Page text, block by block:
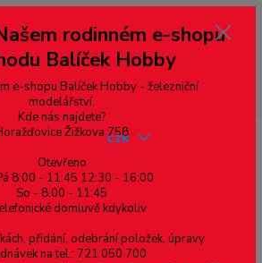
a jiných zemí, pokud chcete platit v eurech
💶 pro přepočet měny - pravý horní roh ---
důvodu zásilku nevyzvednete, bude po
s opětovnou platbou za poštovné, v opačném
a účet přidán na blacklist a rušeny následující
objednávky.
CZK
rodinném e-shopu
Balíček Hobby
e-shopu Balíček Hobby - železniční
modelářství.
Kde nás najdete?
Žižkova 758
Otevřeno
8:00 - 11:45 12:30 - 16:00
So - 8:00 - 11:45
domluvě kdykoliv
přidání, odebrání položek, úpravy
na tel.: 721 050 700